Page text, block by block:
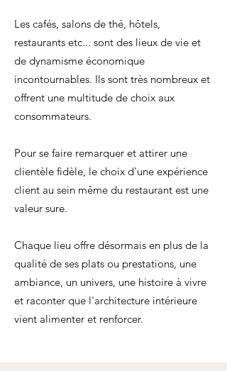
Les cafés, salons de thé, hôtels,
restaurants etc... sont des lieux de vie et
de dynamisme économique
incontournables. Ils sont très nombreux et
offrent une multitude de choix aux
consommateurs.
Pour se faire remarquer et attirer une
clientèle fidèle, le choix d'une expérience
client au sein même du restaurant est une
valeur sure.
Chaque lieu offre désormais en plus de la
qualité de ses plats ou prestations, une
ambiance, un univers, une histoire à vivre
et raconter que l'architecture intérieure
vient alimenter et renforcer.